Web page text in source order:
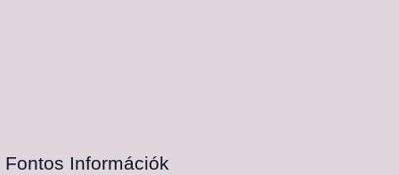
Fontos Információk